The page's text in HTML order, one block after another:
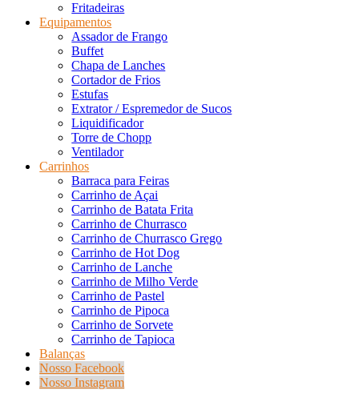
Fritadeiras
Equipamentos
Assador de Frango
Buffet
Chapa de Lanches
Cortador de Frios
Estufas
Extrator / Espremedor de Sucos
Liquidificador
Torre de Chopp
Ventilador
Carrinhos
Barraca para Feiras
Carrinho de Açai
Carrinho de Batata Frita
Carrinho de Churrasco
Carrinho de Churrasco Grego
Carrinho de Hot Dog
Carrinho de Lanche
Carrinho de Milho Verde
Carrinho de Pastel
Carrinho de Pipoca
Carrinho de Sorvete
Carrinho de Tapioca
Balanças
Nosso Facebook
Nosso Instagram